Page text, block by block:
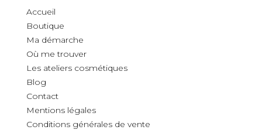
Accueil
Boutique
Ma démarche
Où me trouver
Les ateliers cosmétiques
Blog
Contact
Mentions légales
Conditions générales de vente